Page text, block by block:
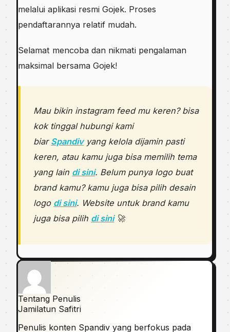
melalui aplikasi resmi Gojek. Proses
pendaftarannya relatif mudah.
Selamat mencoba dan nikmati pengalaman
maksimal bersama Gojek!
Mau bikin instagram feed mu keren? bisa
kok tinggal hubungi kami
biar Spandivyang kelola dijamin pasti
keren, atau kamu juga bisa memilih tema
yang lain di sini. Belum punya logo buat
brand kamu? kamu juga bisa pilih desain
logo di sini. Website untuk brand kamu
juga bisa pilih di sini🚀
Tentang Penulis
Jamilatun Safitri
Penulis konten Spandiv yang berfokus pada